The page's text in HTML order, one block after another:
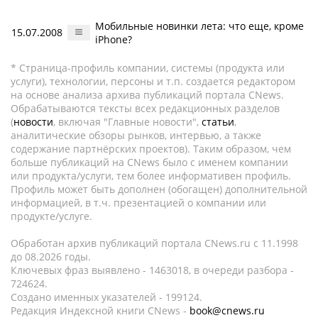
15.07.2008
Мобильные новинки лета: что еще, кроме
iPhone?
* Страница-профиль компании, системы (продукта или
услуги), технологии, персоны и т.п. создается редактором
на основе анализа архива публикаций портала CNews.
Обрабатываются тексты всех редакционных разделов
(новости, включая "Главные новости", статьи,
аналитические обзоры рынков, интервью, а также
содержание партнёрских проектов). Таким образом, чем
больше публикаций на CNews было с именем компании
или продукта/услуги, тем более информативен профиль.
Профиль может быть дополнен (обогащен) дополнительной
информацией, в т.ч. презентацией о компании или
продукте/услуге.
Обработан архив публикаций портала CNews.ru c 11.1998
до 08.2026 годы.
Ключевых фраз выявлено - 1463018, в очереди разбора -
724624.
Создано именных указателей - 199124.
Редакция Индексной книги CNews - book@cnews.ru